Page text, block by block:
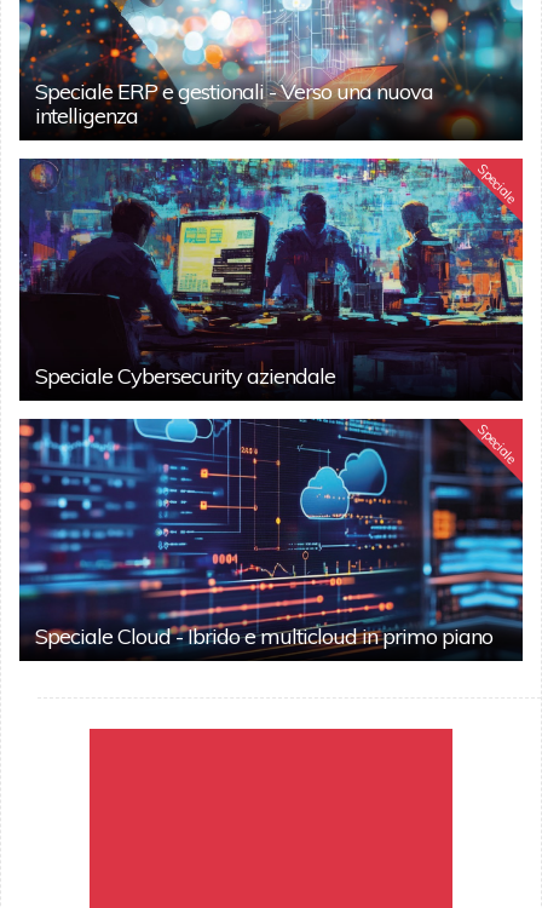
Speciale ERP e gestionali - Verso una nuova
intelligenza
Speciale
Speciale Cybersecurity aziendale
Speciale
Speciale Cloud - Ibrido e multicloud in primo piano